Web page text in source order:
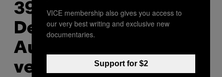
391.000 Euro:
Deutsches
Auktionshaus
versteigert wieder
VICE membership also gives you access to
our very best writing and exclusive new
documentaries.
Support for $2